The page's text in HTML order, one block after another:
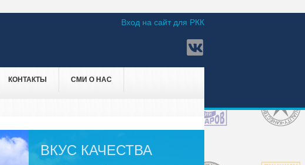
Вход на сайт для РКК
КОНТАКТЫ СМИ О НАС
ВКУС КАЧЕСТВА